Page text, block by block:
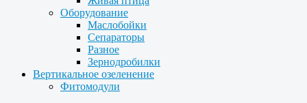
Оборудование
Маслобойки
Сепараторы
Разное
Зернодробилки
Вертикальное озеленение
Фитомодули